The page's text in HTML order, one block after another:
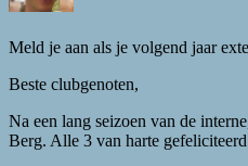
Meld je aan als je volgend jaar
Beste clubgenoten,
Na een lang seizoen van de
Berg. Alle 3 van harte